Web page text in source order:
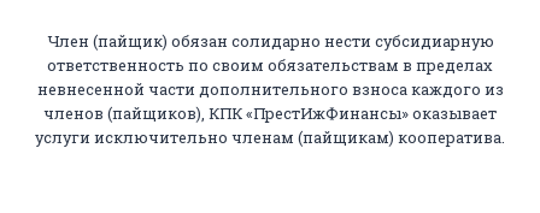
Член (пайщик) обязан солидарно нести субсидиарную
ответственность по своим обязательствам в пределах
невнесенной части дополнительного взноса каждого из
членов (пайщиков), КПК «ПрестИжФинансы» оказывает
услуги исключительно членам (пайщикам) кооператива.